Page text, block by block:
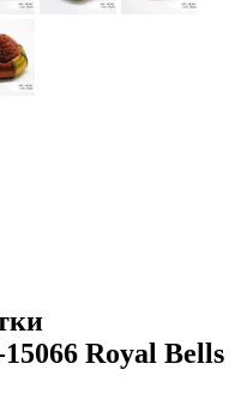
Royal Bells